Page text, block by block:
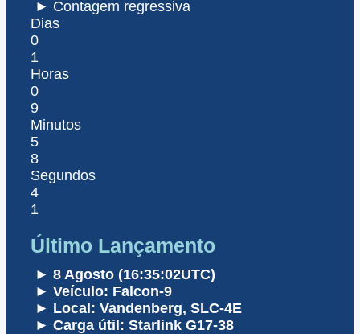
► Contagem regressiva
Dias
0
1
Horas
0
9
Minutos
5
8
Segundos
4
1
Último Lançamento
► 8 Agosto (16:35:02UTC)
► Veículo: Falcon-9
► Local: Vandenberg, SLC-4E
► Carga útil: Starlink G17-38